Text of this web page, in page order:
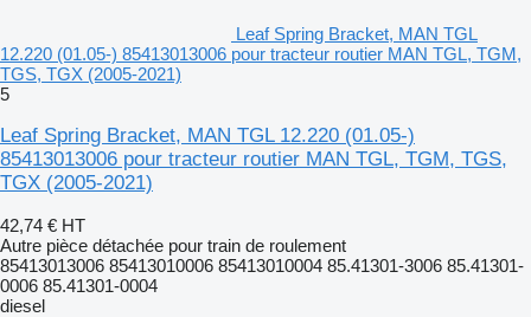
Leaf Spring Bracket, MAN TGL
12.220 (01.05-) 85413013006 pour tracteur routier MAN TGL, TGM,
TGS, TGX (2005-2021)
5
Leaf Spring Bracket, MAN TGL 12.220 (01.05-)
85413013006 pour tracteur routier MAN TGL, TGM, TGS,
TGX (2005-2021)
42,74 € HT
Autre pièce détachée pour train de roulement
85413013006 85413010006 85413010004 85.41301-3006 85.41301-
0006 85.41301-0004
diesel